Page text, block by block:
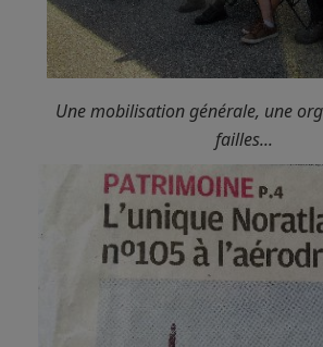
Une mobilisation générale, une
failles...